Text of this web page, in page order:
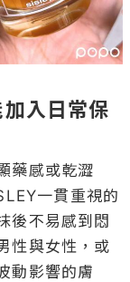
入日常保
藥感或乾澀
一貫重視的
後不易感到悶
性與女性，或
動影響的膚